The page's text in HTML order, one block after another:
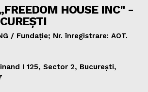
HOUSE INC" -
/ Fundație; Nr. înregistrare: AOT.
I 125, Sector 2, București,